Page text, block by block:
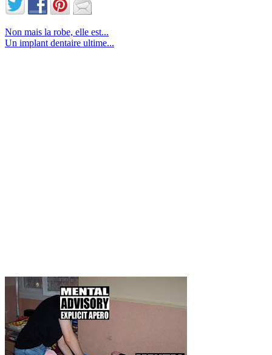
Non mais la robe, elle est...
Un implant dentaire ultime...